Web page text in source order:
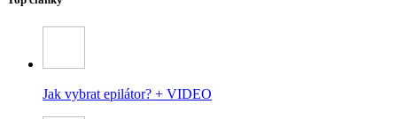
Jak vybrat epilátor? + VIDEO